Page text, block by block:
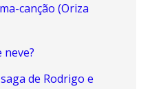
canção (Oriza
neve?
saga de Rodrigo e